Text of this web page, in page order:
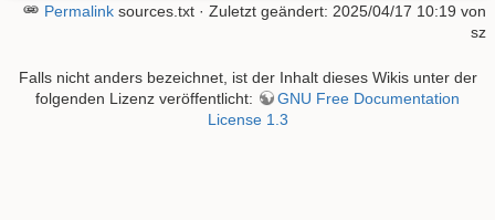
Permalink sources.txt · Zuletzt geändert: 2025/04/17 10:19 von
sz
Falls nicht anders bezeichnet, ist der Inhalt dieses Wikis unter der
folgenden Lizenz veröffentlicht:
GNU Free Documentation
License 1.3